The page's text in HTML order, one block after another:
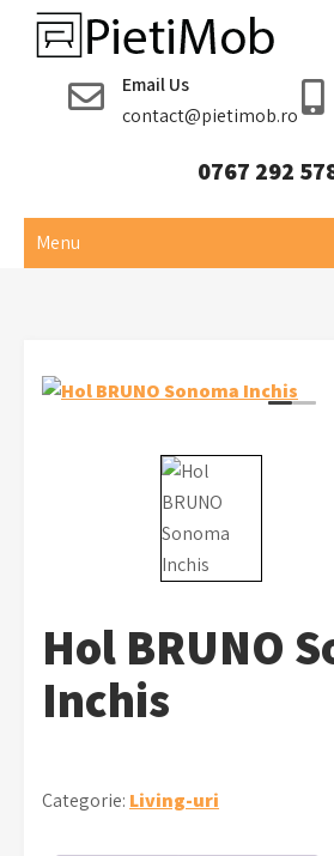
Pieti Mob
Email Us
contact@pietimob.ro
0767 292
Menu
Hol BRUNO
Inchis
Categorie: Living-uri